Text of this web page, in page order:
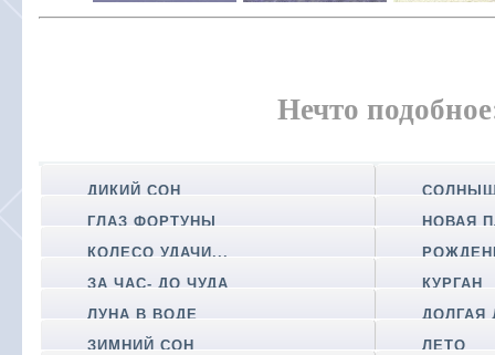
Нечто
ДИКИЙ СОН
ГЛАЗ ФОРТУНЫ
НОВАЯ
КОЛЕСО УДАЧИ...
ЗА ЧАС- ДО ЧУДА
КУРГАН
ЛУНА В ВОДЕ
ДОЛГАЯ
ЗИМНИЙ СОН
ЛЕТО